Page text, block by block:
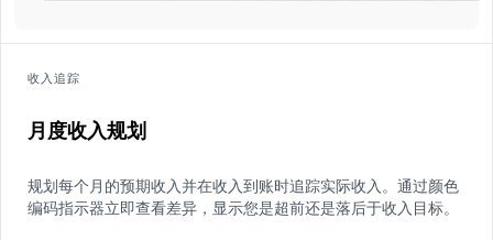
收入追踪
月度收入规划
规划每个月的预期收入并在收入到账时追踪实际收入。通过颜色
编码指示器立即查看差异，显示您是超前还是落后于收入目标。